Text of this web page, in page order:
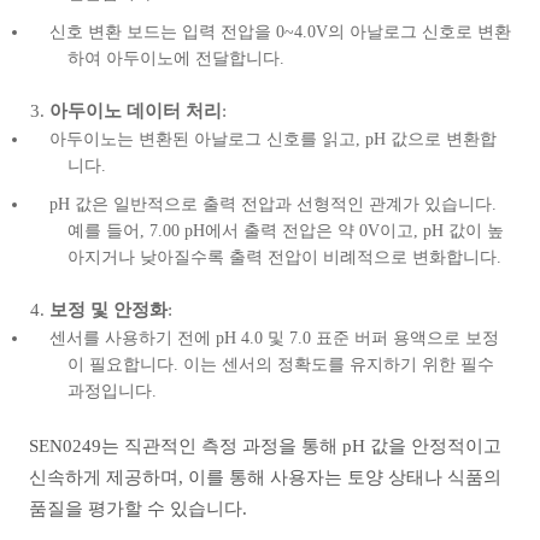
신호 변환 보드는 입력 전압을 0~4.0V의 아날로그 신호로 변환
하여 아두이노에 전달합니다.
아두이노 데이터 처리 :
아두이노는 변환된 아날로그 신호를 읽고, pH 값으로 변환합
니다.
pH 값은 일반적으로 출력 전압과 선형적인 관계가 있습니다.
예를 들어, 7.00 pH에서 출력 전압은 약 0V이고, pH 값이 높
아지거나 낮아질수록 출력 전압이 비례적으로 변화합니다.
보정 및 안정화:
센서를 사용하기 전에 pH 4.0 및 7.0 표준 버퍼 용액으로 보정
이 필요합니다. 이는 센서의 정확도를 유지하기 위한 필수
과정입니다.
SEN0249는 직관적인 측정 과정을 통해 pH 값을 안정적이고
신속하게 제공하며, 이를 통해 사용자는 토양 상태나 식품의
품질을 평가할 수 있습니다.